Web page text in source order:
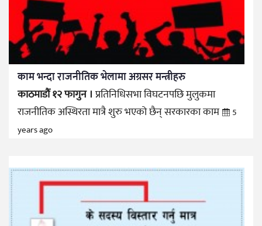
काम भन्दा राजनीतिक भेलामा अग्रसर मन्त्रीहरु
काठमाडौं १२ फागुन ।प्रतिनिधिसभा विघटनपछि मुलुकमा
राजनीतिक अस्थिरता मात्रै शुरु भएको छैन् सरकारका काम
5
years ago